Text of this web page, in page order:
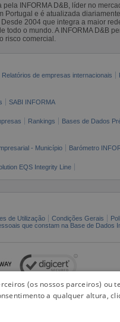
INFORMA D&B, líder no
Portugal e é atualizada
2004 que integra a maior
todo o mundo. A INFORMA D&B
risco comercial.
Relatórios de empresas internacionais
SABI INFORMA
Rankings Bases de Dados
- Município Barómetro
EQS Integrity Line
de Utilização Condições Gerais
que constam na Base de Dados
(os nossos parceiros) ou
a qualquer altura,